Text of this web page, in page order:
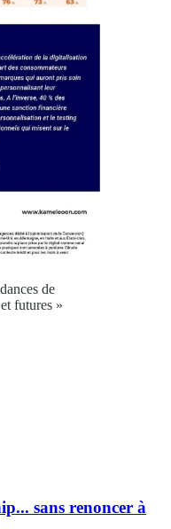
de
futures »
sans renoncer à